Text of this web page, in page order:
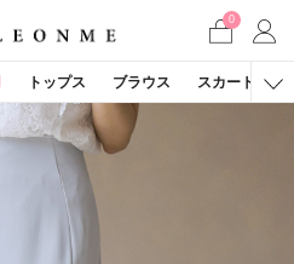
0
トップス ブラウス スカート